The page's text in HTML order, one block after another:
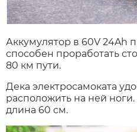
Аккумулятор в 60V 24Ah
способен проработать
80 км пути.
Дека электросамоката
расположить на ней
длина 60 см.